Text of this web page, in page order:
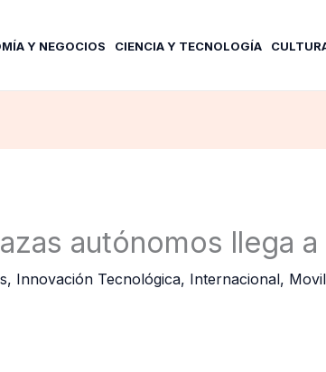
Y NEGOCIOS CIENCIA Y TECNOLOGÍA
autónomos llega a
, Innovación Tecnológica, Internacional,